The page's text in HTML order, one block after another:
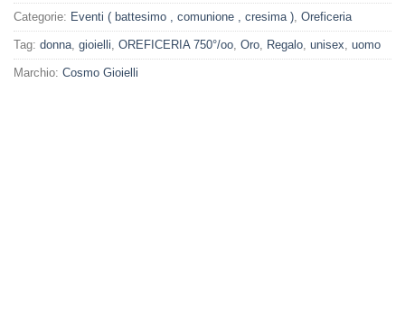
Categorie: Eventi ( battesimo , comunione , cresima ) Oreficeria
Tag: donna gioielli OREFICERIA 750°/oo Oro Regalo unisex uomo
Marchio: Cosmo Gioielli